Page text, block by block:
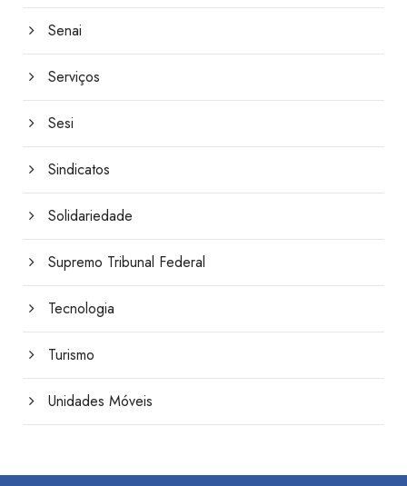
Senai
Serviços
Sesi
Sindicatos
Solidariedade
Supremo Tribunal Federal
Tecnologia
Turismo
Unidades Móveis